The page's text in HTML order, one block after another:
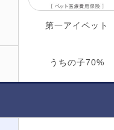
第一アイペット
うちの子70%